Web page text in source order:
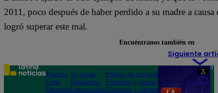
X
2011, poco después de haber perdido a su madre a
logró superar este mal.
Siguiente
Encuéntranos también en
Política
Lima
Deportes
Te ayudo
Tendencias
Espectáculos
Política de privacidad
Términos y condiciones
Términos y condiciones
Teléfono: 219
Av. San
Felipe 968